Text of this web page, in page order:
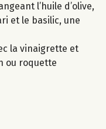
l’huile d’olive,
et le basilic, une
la vinaigrette et
ou roquette